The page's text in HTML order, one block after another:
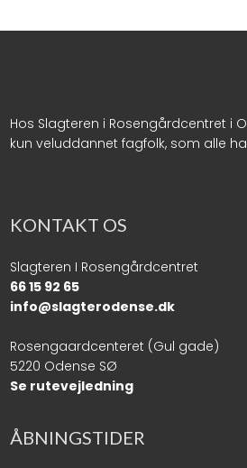
Hos Slagteren i Rosengårdcentret i
kun veluddannet fagfolk, som alle
KONTAKT OS
Slagteren I Rosengårdcentret
66 15 92 65
info@slagterodense.dk​
Rosengaardcenteret (Gul gade)
5220 Odense SØ
Se rutevejledning
ÅBNINGSTIDER​